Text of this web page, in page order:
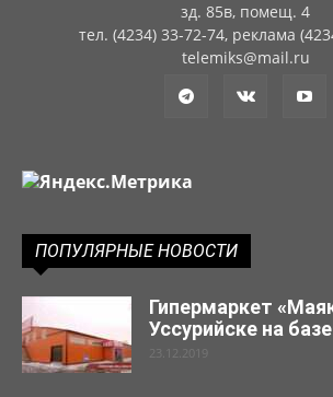
зд. 85в, помещ. 4
тел. (4234) 33-72-74, реклама
telemiks@mail.ru
ПОПУЛЯРНЫЕ НОВОСТИ
Гипермаркет
Уссурийске на
23.12.2019